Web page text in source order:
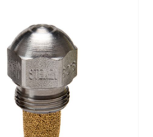
chevron_right
chevron_right